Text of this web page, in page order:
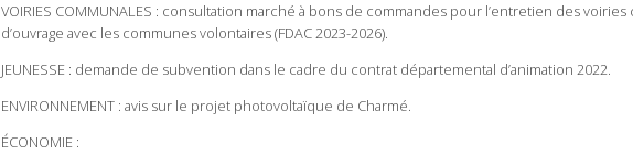
VOIRIES COMMUNALES : consultation marché à bons de commandes pour l’entretien des
d’ouvrage avec les communes volontaires (FDAC 2023-2026).
JEUNESSE : demande de subvention dans le cadre du contrat départemental d’animation 2022.
ENVIRONNEMENT : avis sur le projet photovoltaïque de Charmé.
ÉCONOMIE :